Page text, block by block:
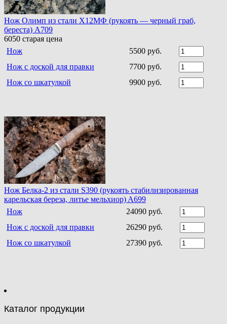
Нож Олимп из стали Х12МФ (рукоять — черный граб,
береста) A709
6050 старая цена
Нож
5500 руб.
Нож с доской для правки
7700 руб.
Нож со шкатулкой
9900 руб.
Нож Белка-2 из стали S390 (рукоять стабилизированная
карельская береза, литье мельхиор) A699
Нож
24090 руб.
Нож с доской для правки
26290 руб.
Нож со шкатулкой
27390 руб.
Каталог продукции